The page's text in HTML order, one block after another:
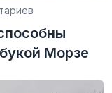
Морзе